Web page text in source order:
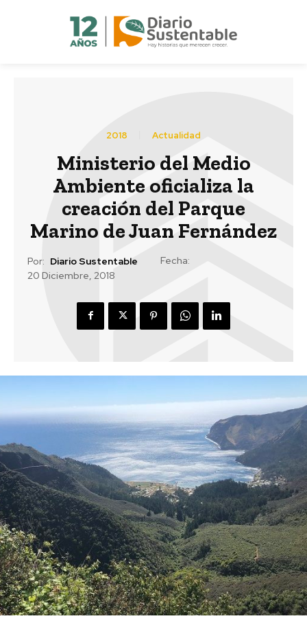
2018 Actualidad
Ministerio del Medio
Ambiente oficializa la
creación del Parque
Marino de Juan Fernández
Por: Diario Sustentable
Fecha:
20 Diciembre, 2018